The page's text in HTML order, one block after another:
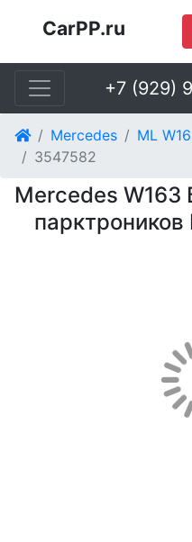
CarPP.ru
+7 (929)
Mercedes ML
3547582
Mercedes W163